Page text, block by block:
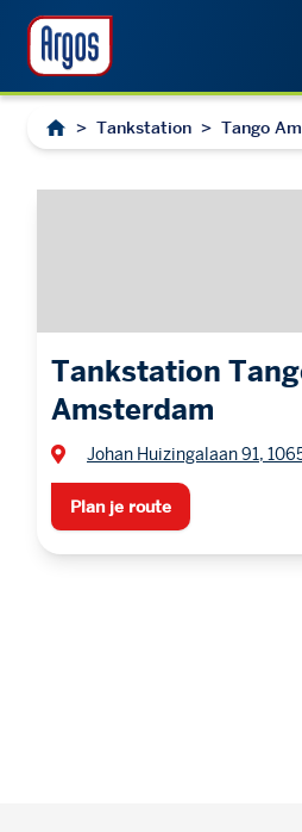
> Tankstation > Tango
Tankstation
Amsterdam
Johan Huizingalaan 91,
Plan je route